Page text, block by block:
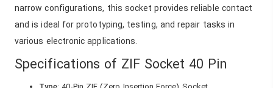
narrow configurations, this socket provides reliable contact
and is ideal for prototyping, testing, and repair tasks in
various electronic applications.
Specifications of ZIF Socket 40 Pin